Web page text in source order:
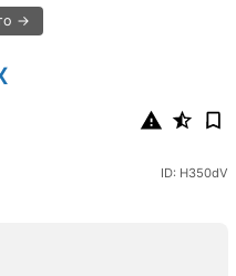
ID: H350dV